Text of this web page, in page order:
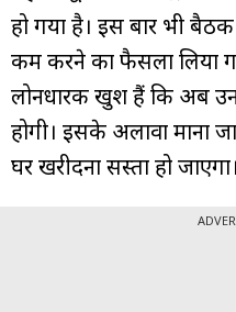
हो गया है। इस बार भी
कम करने का फैसला लिया
लोनधारक खुश हैं कि अब
होगी। इसके अलावा माना
घर खरीदना सस्ता हो जाएगा।